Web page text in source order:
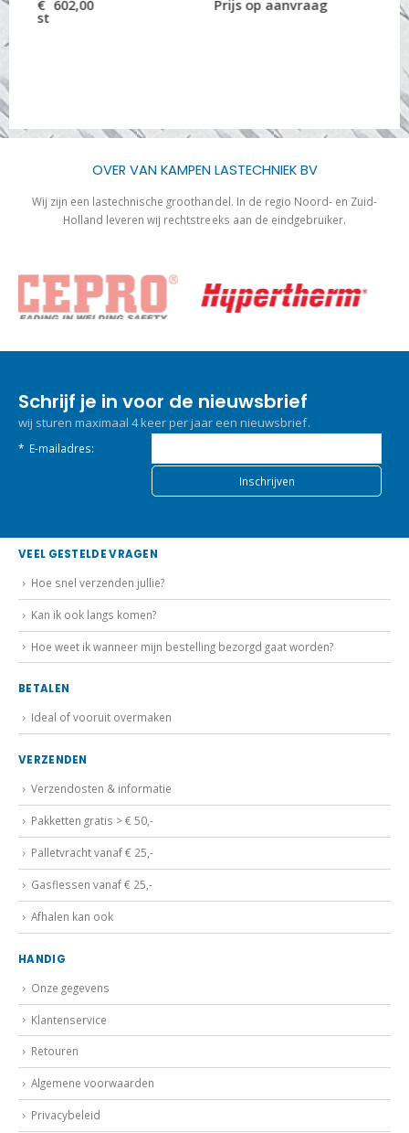
€ 602,00
st st
OVER VAN KAMPEN LASTECHNIEK BV
Wij zijn een lastechnische groothandel. In de regio Noord- en Zuid-
Holland leveren wij rechtstreeks aan de eindgebruiker.
wij sturen maximaal 4 keer per jaar een nieuwsbrief.
E-mailadres:
VEEL GESTELDE VRAGEN
Kan ik ook langs komen?
Hoe weet ik wanneer mijn bestelling bezorgd gaat worden?
Pakketten gratis > € 50,-
Palletvracht vanaf € 25,-
Gasflessen vanaf € 25,-
Afhalen kan ook
Klantenservice
Retouren
Algemene voorwaarden
Privacybeleid